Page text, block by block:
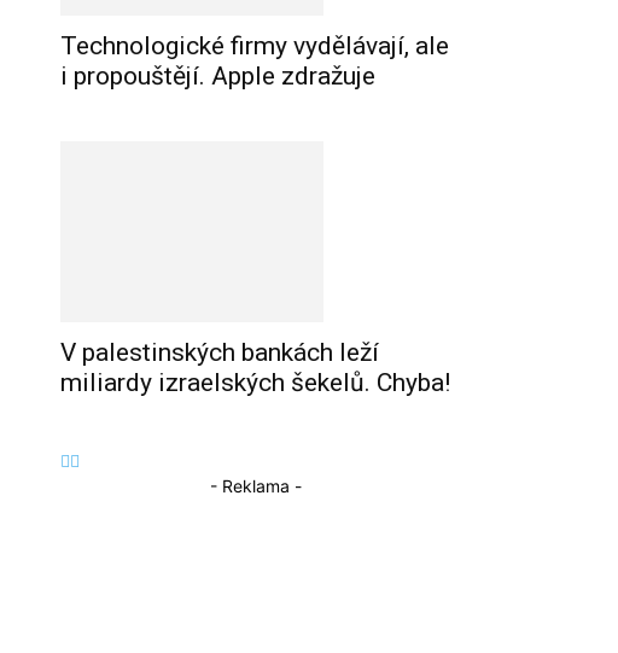
Technologické firmy vydělávají, ale
i propouštějí. Apple zdražuje
V palestinských bankách leží
miliardy izraelských šekelů. Chyba!
- Reklama -